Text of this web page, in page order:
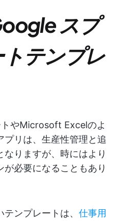
スプ
テンプレ
やMicrosoft Excelのよ
プリは、生産性管理と追
りますが、時にはより
必要になることもあり
ンプレートは、 仕事用